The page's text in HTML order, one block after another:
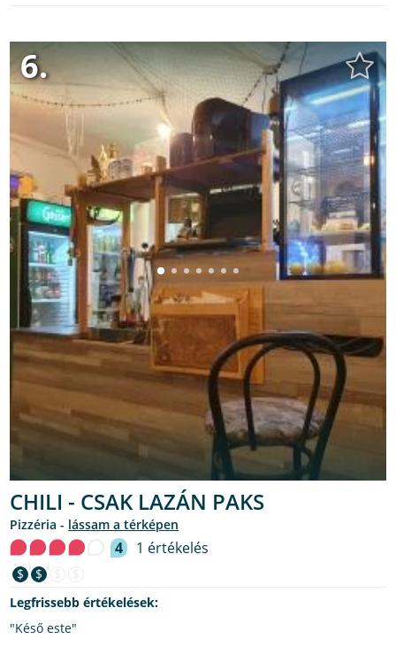
6.
CHILI - CSAK LAZÁN PAKS
pizzéria - lássam a térképen
4 1 értékelés
$ $
Legfrissebb értékelések:
"Késő este"